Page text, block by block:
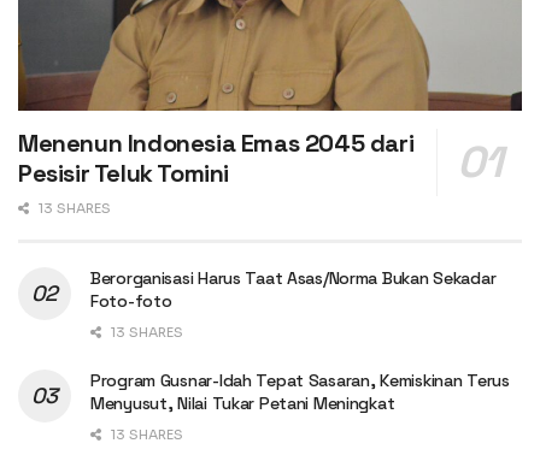
Menenun Indonesia Emas 2045 dari
Pesisir Teluk Tomini
13 SHARES
Berorganisasi Harus Taat Asas/Norma Bukan Sekadar
Foto-foto
13 SHARES
Program Gusnar-Idah Tepat Sasaran, Kemiskinan Terus
Menyusut, Nilai Tukar Petani Meningkat
13 SHARES